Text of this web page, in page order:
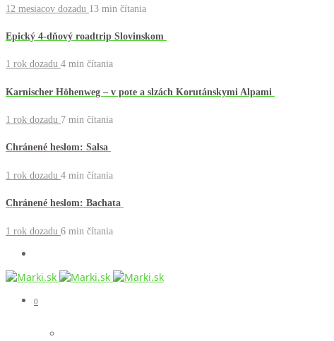
12 mesiacov dozadu 13 min čítania
Epický 4-dňový roadtrip Slovinskom
1 rok dozadu 4 min čítania
Karnischer Höhenweg – v pote a slzách Korutánskymi Alpami
1 rok dozadu 7 min čítania
Chránené heslom: Salsa
1 rok dozadu 4 min čítania
Chránené heslom: Bachata
1 rok dozadu 6 min čítania
0